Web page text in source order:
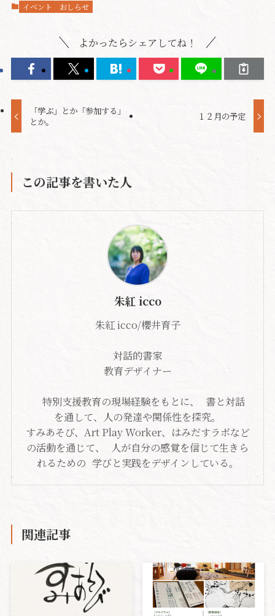
イベント おしらせ
よかったらシェアしてね！
「学ぶ」とか「参加する」
とか。
１２月の予定
この記事を書いた人
朱紅 icco
朱紅 icco/櫻井育子
対話的書家
教育デザイナー
特別支援教育の現場経験をもとに、 書と対話
を通して、人の発達や関係性を探究。
すみあそび、Art Play Worker、はみだすラボなど
の活動を通じて、 人が自分の感覚を信じて生きら
れるための 学びと実践をデザインしている。
関連記事